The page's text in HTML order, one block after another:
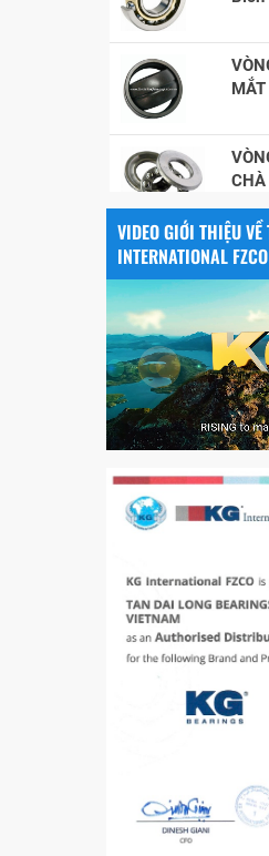
MẮT
tròn
CHÀ
CỐT
VIDEO GIỚI THIỆU VỀ
INTERNATIONAL FZCO